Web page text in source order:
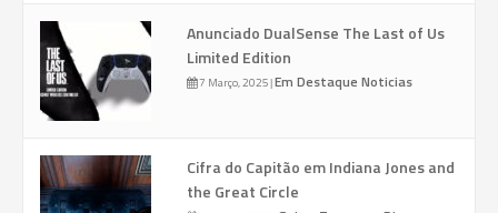
Anunciado DualSense The Last of Us
Limited Edition
7 Março, 2025|Em Destaque Noticias
Cifra do Capitão em Indiana Jones and
the Great Circle